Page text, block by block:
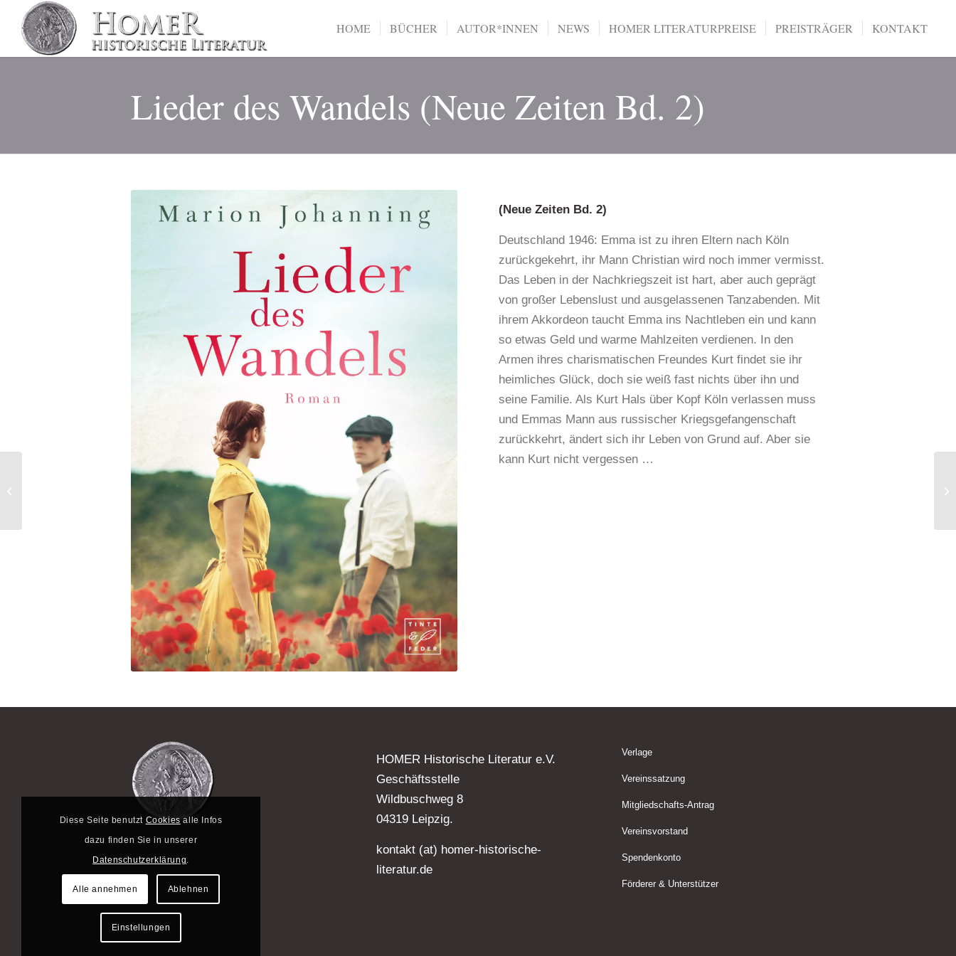
HOME BÜCHER AUTOR*INNEN NEWS HOMER LITERATURPREISE PREISTRÄGER KONTAKT
Lieder des Wandels (Neue Zeiten Bd. 2)
(Neue Zeiten Bd. 2)
Deutschland 1946: Emma ist zu ihren Eltern nach Köln
zurückgekehrt, ihr Mann Christian wird noch immer vermisst.
Das Leben in der Nachkriegszeit ist hart, aber auch geprägt
von großer Lebenslust und ausgelassenen Tanzabenden. Mit
ihrem Akkordeon taucht Emma ins Nachtleben ein und kann
so etwas Geld und warme Mahlzeiten verdienen. In den
Armen ihres charismatischen Freundes Kurt findet sie ihr
heimliches Glück, doch sie weiß fast nichts über ihn und
seine Familie. Als Kurt Hals über Kopf Köln verlassen muss
und Emmas Mann aus russischer Kriegsgefangenschaft
zurückkehrt, ändert sich ihr Leben von Grund auf. Aber sie
kann Kurt nicht vergessen …
HOMER Historische Literatur e.V.
Geschäftsstelle
Wildbuschweg 8
04319 Leipzig.
kontakt (at) homer-historische-
literatur.de
Verlage
Vereinssatzung
Mitgliedschafts-Antrag
Vereinsvorstand
Spendenkonto
Förderer & Unterstützer
Diese Seite benutzt Cookiesalle Infos
dazu finden Sie in unserer
Datenschutzerklärung
Alle annehmen Ablehnen
Einstellungen